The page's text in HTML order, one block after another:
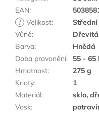
EAN:
? Velikost:
Střední
Vůně:
Dřevitá
Barva:
Hnědá
Doba provonění:
55 - 65
Hmotnost:
275 g
Knoty:
1
Materiál:
sklo,
Vosk: